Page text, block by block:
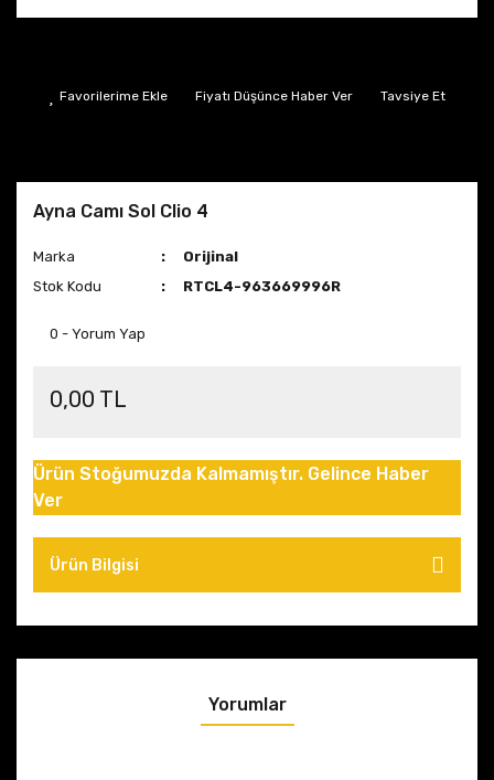
Fiyatı Düşünce Haber Ver Tavsiye Et
Ayna Camı Sol Clio 4
Marka
Orijinal
Stok Kodu
RTCL4-963669996R
0 - Yorum Yap
0,00 TL
Ürün Stoğumuzda Kalmamıştır. Gelince Haber
Ver
Ürün Bilgisi
Yorumlar